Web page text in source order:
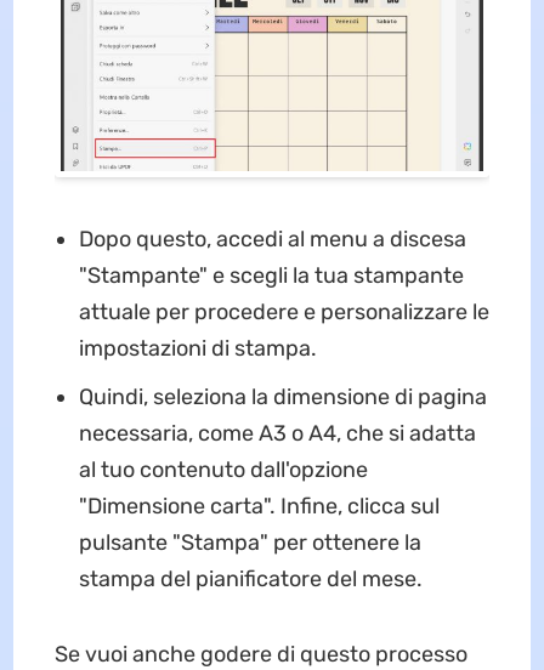
Dopo questo, accedi al menu a discesa
"Stampante" e scegli la tua stampante
attuale per procedere e personalizzare le
impostazioni di stampa.
Quindi, seleziona la dimensione di pagina
necessaria, come A3 o A4, che si adatta
al tuo contenuto dall'opzione
"Dimensione carta". Infine, clicca sul
pulsante "Stampa" per ottenere la
stampa del pianificatore del mese.
Se vuoi anche godere di questo processo